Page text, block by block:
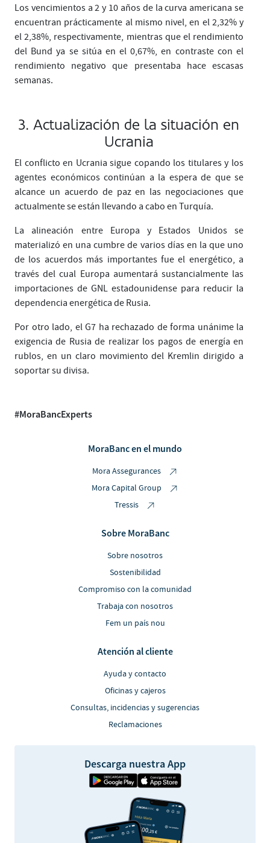
Los vencimientos a 2 y 10 años de la curva americana se
encuentran prácticamente al mismo nivel, en el 2,32% y
el 2,38%, respectivamente, mientras que el rendimiento
del Bund ya se sitúa en el 0,67%, en contraste con el
rendimiento negativo que presentaba hace escasas
semanas.
3. Actualización de la situación en
Ucrania
El conflicto en Ucrania sigue copando los titulares y los
agentes económicos continúan a la espera de que se
alcance un acuerdo de paz en las negociaciones que
actualmente se están llevando a cabo en Turquía.
La alineación entre Europa y Estados Unidos se
materializó en una cumbre de varios días en la que uno
de los acuerdos más importantes fue el energético, a
través del cual Europa aumentará sustancialmente las
importaciones de GNL estadounidense para reducir la
dependencia energética de Rusia.
Por otro lado, el G7 ha rechazado de forma unánime la
exigencia de Rusia de realizar los pagos de energía en
rublos, en un claro movimiento del Kremlin dirigido a
soportar su divisa.
#MoraBancExperts
MoraBanc en el mundo
Mora Assegurances
Mora Capital Group
Tressis
Sobre MoraBanc
Sobre nosotros
Sostenibilidad
Compromiso con la comunidad
Trabaja con nosotros
Fem un país nou
Atención al cliente
Ayuda y contacto
Oficinas y cajeros
Consultas, incidencias y sugerencias
Reclamaciones
Descarga nuestra App